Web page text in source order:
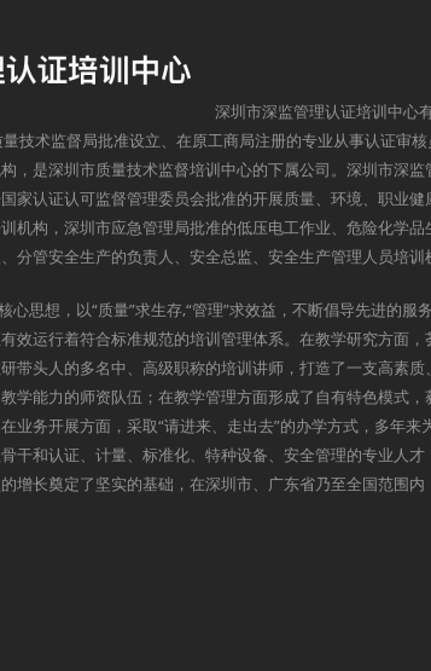
深圳市深监管理认证培训中心
技术监督局批准设立、在原工商局注册的专业从事认证审
，是深圳市质量技术监督培训中心的下属公司。深圳市深监
家认证认可监督管理委员会批准的开展质量、环境、职业健
机构，深圳市应急管理局批准的低压电工作业、危险化学品
分管安全生产的负责人、安全总监、安全生产管理人员培训
心思想，以“质量”求生存,“管理”求效益，不断倡导先进的服
效运行着符合标准规范的培训管理体系。在教学研究方面，
带头人的多名中、高级职称的培训讲师，打造了一支高素质
学能力的师资队伍；在教学管理方面形成了自有特色模式，
业务开展方面，采取“请进来、走出去”的办学方式，多年来
干和认证、计量、标准化、特种设备、安全管理的专业人才
增长奠定了坚实的基础，在深圳市、广东省乃至全国范围内